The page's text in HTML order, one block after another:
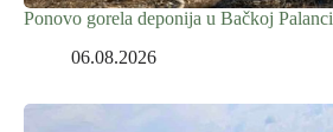
Ponovo gorela deponija u Bačkoj Palanci
06.08.2026